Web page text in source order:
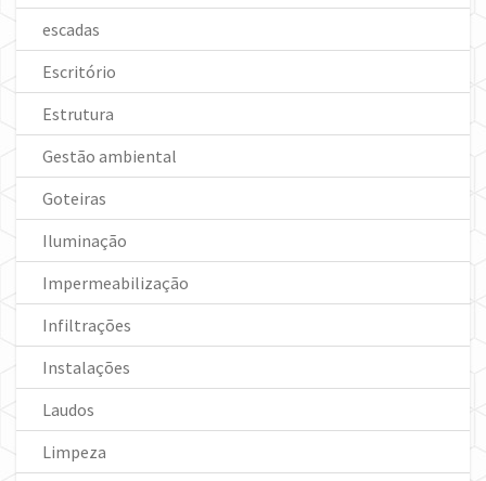
escadas
Escritório
Estrutura
Gestão ambiental
Goteiras
Iluminação
Impermeabilização
Infiltrações
Instalações
Laudos
Limpeza